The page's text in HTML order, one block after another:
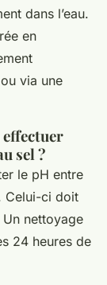
dans l’eau.
en
via une
effectuer
sel ?
le pH entre
Celui-ci doit
nettoyage
24 heures de